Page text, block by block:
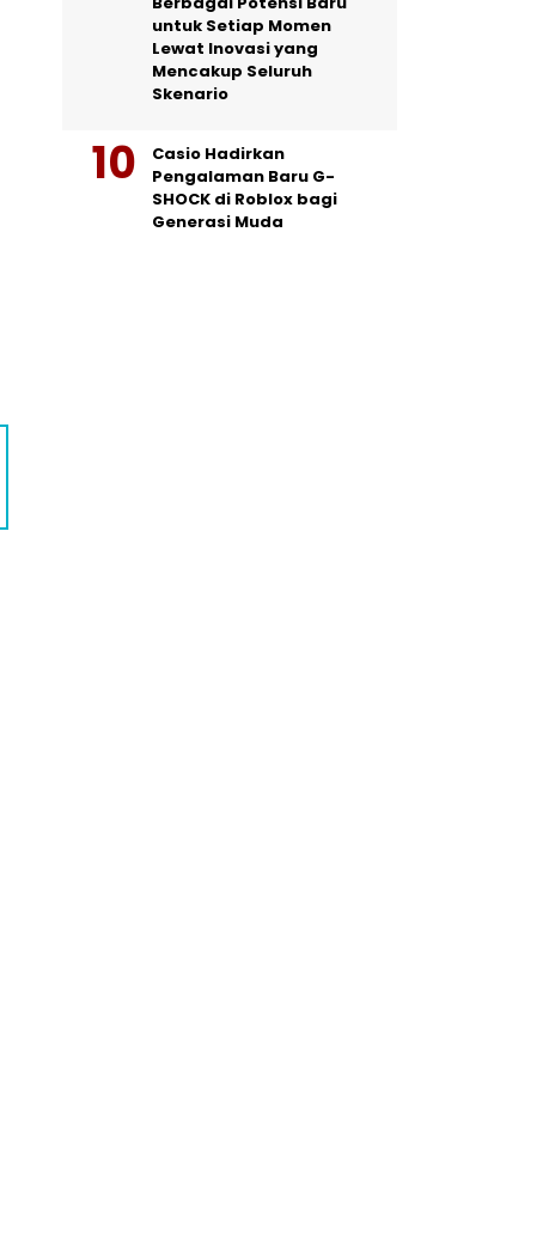
untuk Setiap Momen
Lewat Inovasi yang
Mencakup Seluruh
Skenario
Casio Hadirkan
Pengalaman Baru G-
SHOCK di Roblox bagi
Generasi Muda